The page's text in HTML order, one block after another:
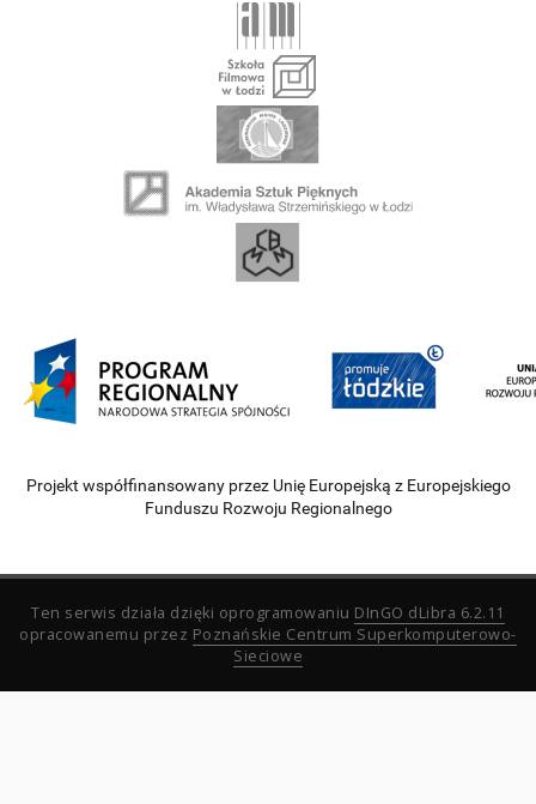
Projekt współfinansowany przez Unię Europejską z Europejskiego
Funduszu Rozwoju Regionalnego
Ten serwis działa dzięki oprogramowaniu DInGO dLibra 6.2.11
opracowanemu przez Poznańskie Centrum Superkomputerowo-
Sieciowe